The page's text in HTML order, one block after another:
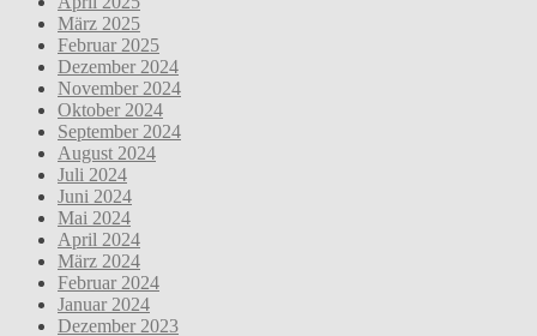
März 2025
Februar 2025
Dezember 2024
November 2024
Oktober 2024
September 2024
August 2024
Juli 2024
Juni 2024
Mai 2024
April 2024
März 2024
Februar 2024
Januar 2024
Dezember 2023